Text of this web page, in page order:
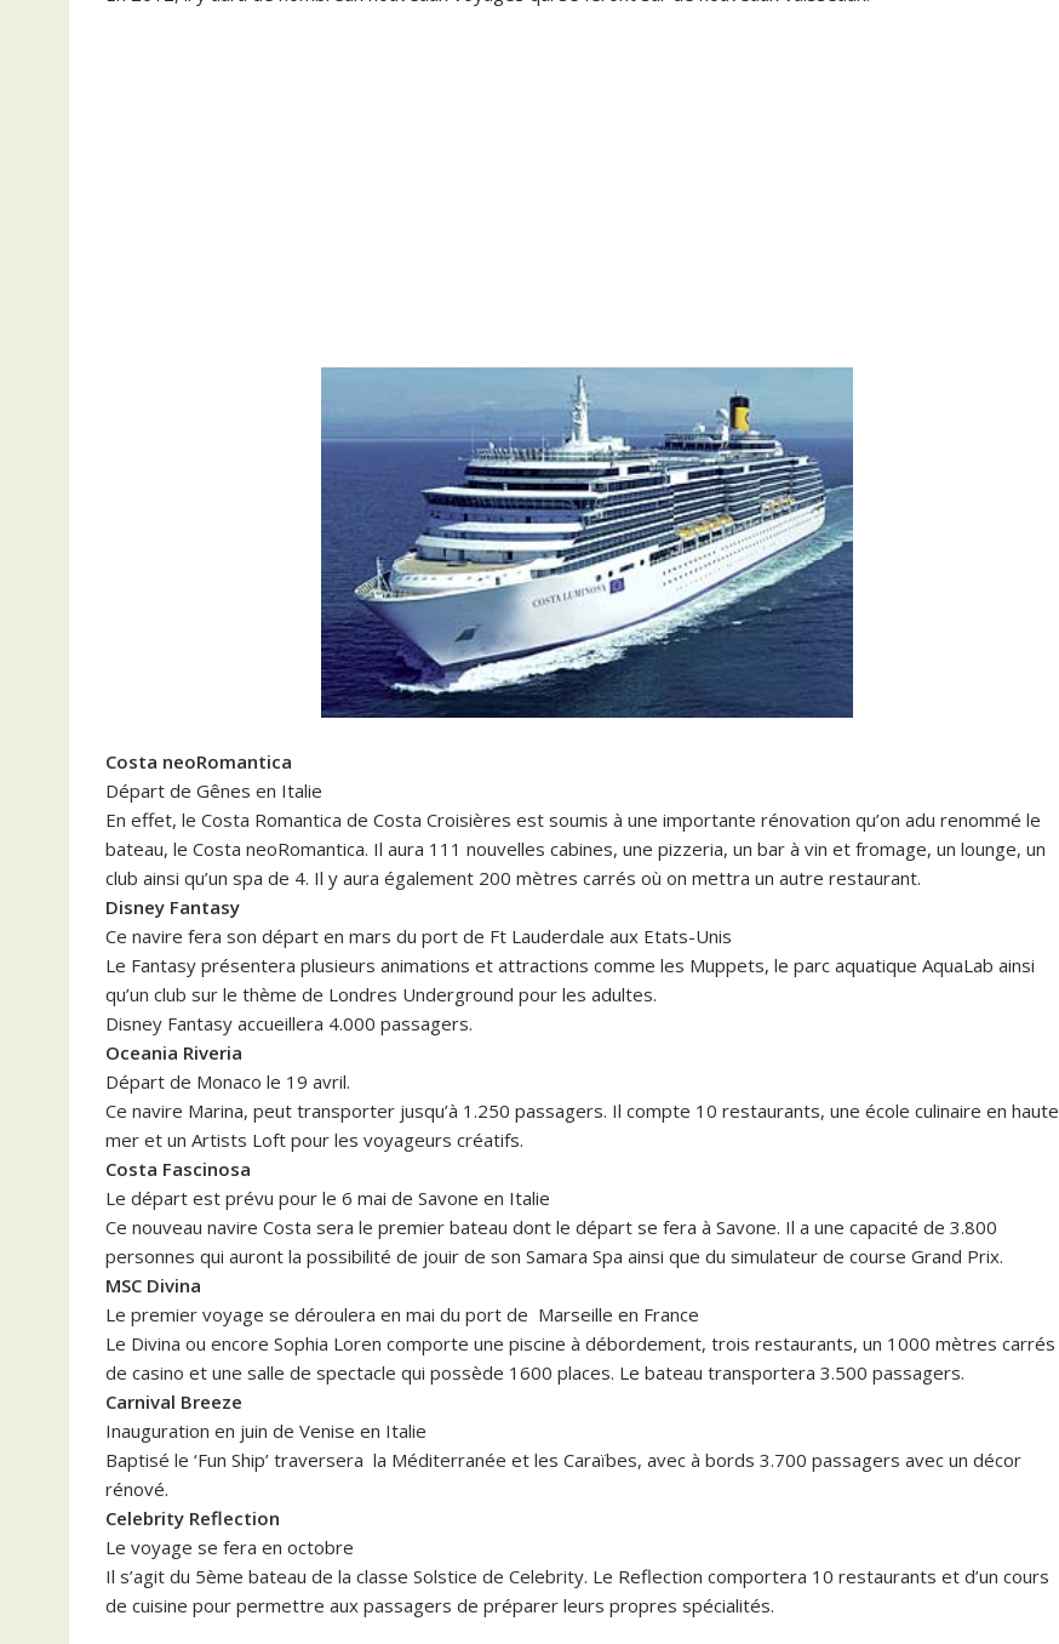
Costa neoRomantica
Départ de Gênes en Italie
En effet, le Costa Romantica de Costa Croisières est soumis à une importante rénovation qu’on adu renommé le
bateau, le Costa neoRomantica. Il aura 111 nouvelles cabines, une pizzeria, un bar à vin et fromage, un lounge, un
club ainsi qu’un spa de 4. Il y aura également 200 mètres carrés où on mettra un autre restaurant.
Disney Fantasy
Ce navire fera son départ en mars du port de Ft Lauderdale aux Etats-Unis
Le Fantasy présentera plusieurs animations et attractions comme les Muppets, le parc aquatique AquaLab ainsi
qu’un club sur le thème de Londres Underground pour les adultes.
Disney Fantasy accueillera 4.000 passagers.
Oceania Riveria
Départ de Monaco le 19 avril.
Ce navire Marina, peut transporter jusqu’à 1.250 passagers. Il compte 10 restaurants, une école culinaire en haute
mer et un Artists Loft pour les voyageurs créatifs.
Costa Fascinosa
Le départ est prévu pour le 6 mai de Savone en Italie
Ce nouveau navire Costa sera le premier bateau dont le départ se fera à Savone. Il a une capacité de 3.800
personnes qui auront la possibilité de jouir de son Samara Spa ainsi que du simulateur de course Grand Prix.
MSC Divina
Le premier voyage se déroulera en mai du port de Marseille en France
Le Divina ou encore Sophia Loren comporte une piscine à débordement, trois restaurants, un 1000 mètres carrés
de casino et une salle de spectacle qui possède 1600 places. Le bateau transportera 3.500 passagers.
Carnival Breeze
Inauguration en juin de Venise en Italie
Baptisé le ‘Fun Ship’ traversera la Méditerranée et les Caraïbes, avec à bords 3.700 passagers avec un décor
rénové.
Celebrity Reflection
Le voyage se fera en octobre
Il s’agit du 5ème bateau de la classe Solstice de Celebrity. Le Reflection comportera 10 restaurants et d’un cours
de cuisine pour permettre aux passagers de préparer leurs propres spécialités.